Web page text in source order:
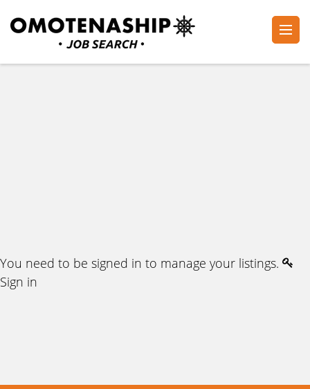
to
(Press
You need to be signed in to manage your listings.
Sign in